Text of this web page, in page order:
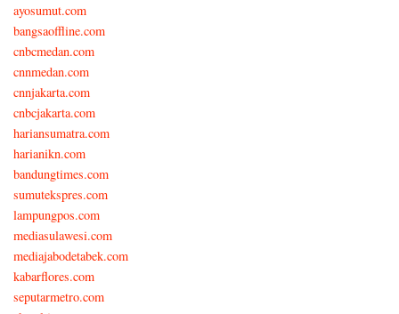
ayosumut.com
bangsaoffline.com
cnbcmedan.com
cnnmedan.com
cnnjakarta.com
cnbcjakarta.com
hariansumatra.com
harianikn.com
bandungtimes.com
sumutekspres.com
lampungpos.com
mediasulawesi.com
mediajabodetabek.com
kabarflores.com
seputarmetro.com